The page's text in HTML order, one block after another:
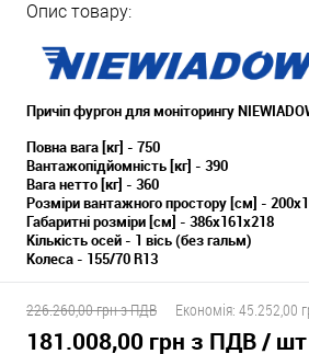
Опис товару:
Причіп фургон для моніторингу
Повна вага [кг] - 750
Вантажопідйомність [кг] - 390
Вага нетто [кг] - 360
Розміри вантажного простору [см] -
Габаритні розміри [см] - 386x161x218
Кількість осей - 1 вісь (без гальм)
Колеса - 155/70 R13
226.260,00 грн з ПДВ Економія: 45.252,00
181.008,00 грн з ПДВ/ шт